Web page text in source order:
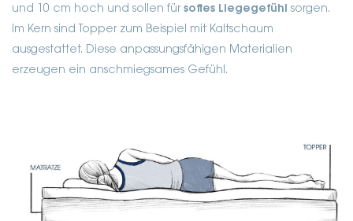
und 10 cm hoch und sollen für softes Liegegefühl sorgen.
Im Kern sind Topper zum Beispiel mit Kaltschaum
ausgestattet. Diese anpassungsfähigen Materialien
erzeugen ein anschmiegsames Gefühl.